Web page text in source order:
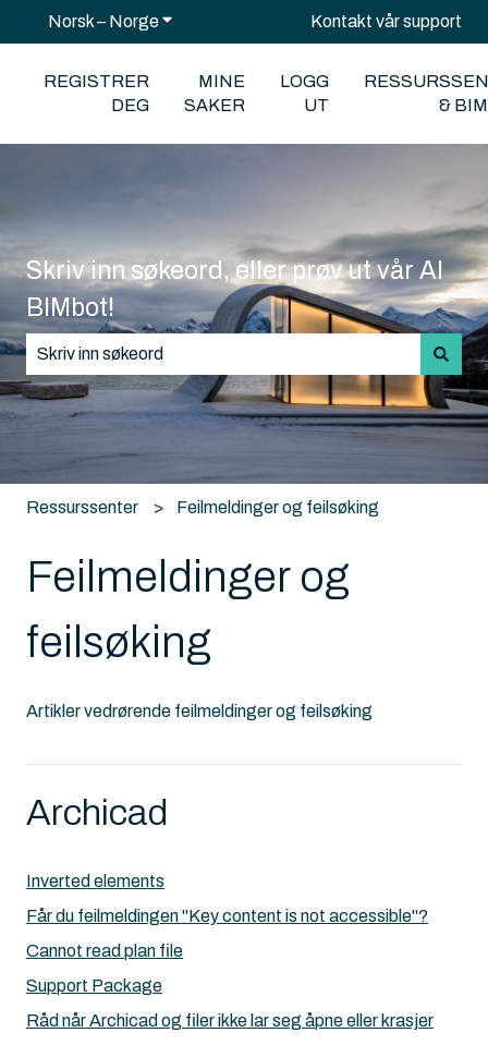
Norsk – NorgeVis undermeny for oversettelser
Kontakt vår support
REGISTRER
DEG
MINE
SAKER
LOGG
UT
&
Skriv inn søkeord, eller prøv ut vår AI
BIMbot!
Det finnes ingen forslag fordi søkefeltet er tomt.
Ressurssenter Feilmeldinger og feilsøking
Feilmeldinger og
feilsøking
Artikler vedrørende feilmeldinger og feilsøking
Archicad
Inverted elements
Får du feilmeldingen "Key content is not accessible"?
Cannot read plan file
Support Package
Råd når Archicad og filer ikke lar seg åpne eller krasjer